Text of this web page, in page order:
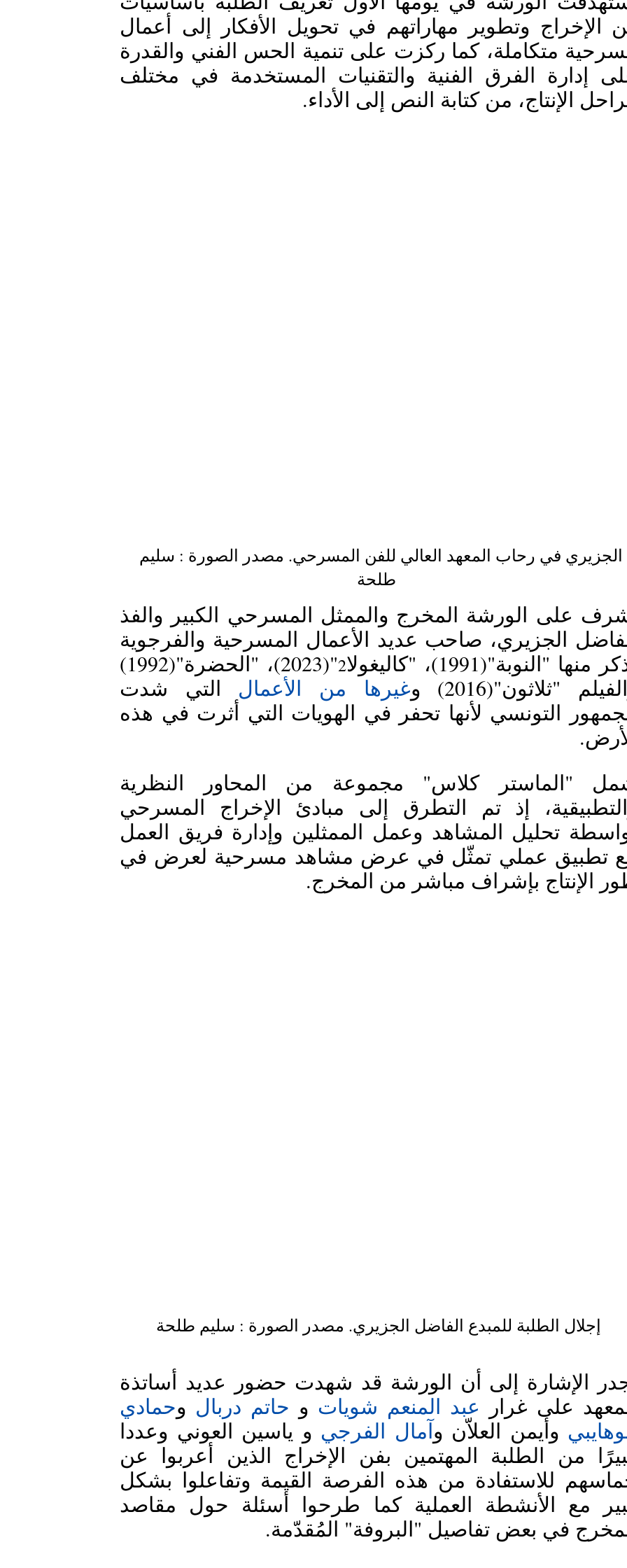
الإنتاج، من كتابة النص إلى الأداء.
الجزيري في رحاب المعهد العالي للفن المسرحي. مصدر الصورة : سليم
منها "النوبة"(1991)، "كاليغولا
2
"ثلاثون"(2016) و
غيرها من الأعمال
الإنتاج بإشراف مباشر من المخرج.
إجلال الطلبة للمبدع الفاضل الجزيري. مصدر الصورة : سليم طلحة
على غرار عبد المنعم شويات و حاتم دربال و
وأيمن العلاّن وآمال الفرجي
في بعض تفاصيل "البروفة" المُقدّمة.